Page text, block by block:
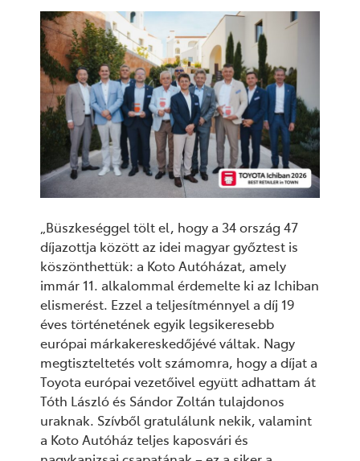
„Büszkeséggel tölt el, hogy a 34 ország 47
díjazottja között az idei magyar győztest is
köszönthettük: a Koto Autóházat, amely
immár 11. alkalommal érdemelte ki az Ichiban
elismerést. Ezzel a teljesítménnyel a díj 19
éves történetének egyik legsikeresebb
európai márkakereskedőjévé váltak. Nagy
megtiszteltetés volt számomra, hogy a díjat a
Toyota európai vezetőivel együtt adhattam át
Tóth László és Sándor Zoltán tulajdonos
uraknak. Szívből gratulálunk nekik, valamint
a Koto Autóház teljes kaposvári és